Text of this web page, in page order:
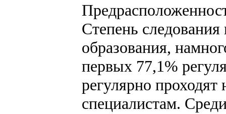
Степень
образования,
первых 77,1%
регулярно
специалистам.